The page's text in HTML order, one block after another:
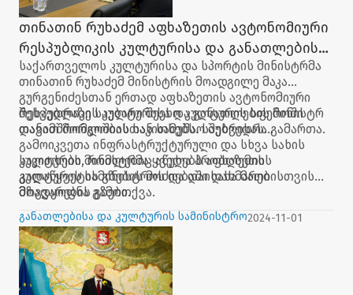
თინათინ რუხაძემ აფხაზეთის ავტონომიური
რესპუბლიკის კულტურისა და განათლების
მინისტრთან სამუშაო შეხვედრა გამართა
საქართველოს კულტურისა და სპორტის მინისტრმა
თინათინ რუხაძემ მინისტრის მოადგილე მაკა
გურგენიძესთან ერთად აფხაზეთის ავტონომიური
რესპუბლიკის კულტურისა და განათლების მინისტრ
დავით მორგოშიასთან სამუშაო შეხვედრა გამართა.
შეხვედრაზე საუბარი შეეხო კულტურის სფეროში
თანამშრომლობის საკითხებს. საუბრისას
გამოიკვეთა ინფრასტრუქტურული და სხვა სახის
საკითხები, რომლებიც აწუხებს აფხაზეთის
კულტურის სამინისტროს და დაისახა მათი
მოგვარების გზები.
კულტურის მინისტრმა ყველა პრობლემის
გადაწყვეტის გზების მოძიებაში დახმარებისთვის
მზადყოფნა გამოთქვა.
განათლებისა და კულტურის სამინისტრო2024-11-01